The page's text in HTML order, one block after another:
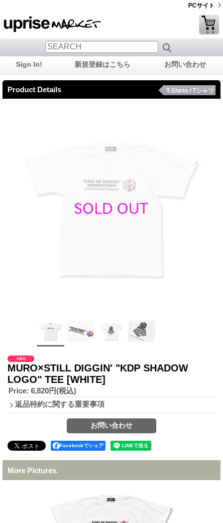
PCサイト
Sign In! 新規登録はこちら お問い合わせ
Product Details T-Shirts / Tシャツ
MURO×STILL DIGGIN' "KDP SHADOW
LOGO" TEE [WHITE]
Price: 6,820円(税込)
返品特約に関する重要事項
Facebookでシェア
More Pictures.